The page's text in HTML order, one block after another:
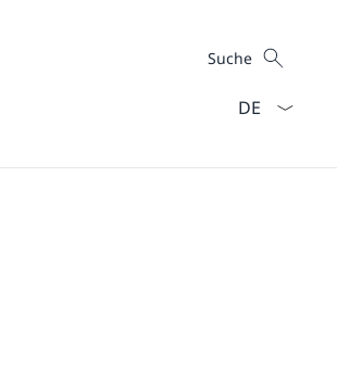
Suche
Suche